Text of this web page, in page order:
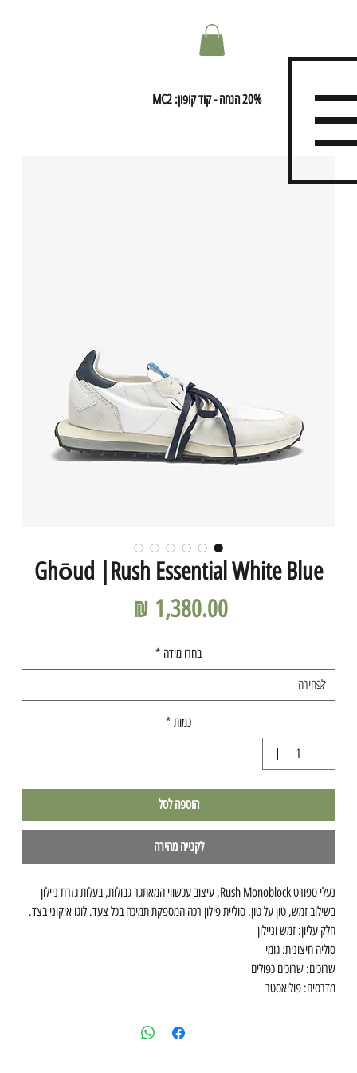
Ghōud |Rush Essential White Blue
בחרו מידה *
כמות *
הוספה לסל
לקנייה מהירה
נעלי ספורט Rush Monoblock, עיצוב עכשווי המאתגר גבולות, בעלות גזרת ניילון
בשילוב זמש, טון על טון. סוליית פילון רכה המספקת תמיכה בכל צעד. לוגו איקוני בצד.
חלק עליון: זמש וניילון
סוליה חיצונית: גומי
שרוכים: שרוכים כפולים
מדרסים: פוליאסטר
20% הנחה - קוד קופון: MC2